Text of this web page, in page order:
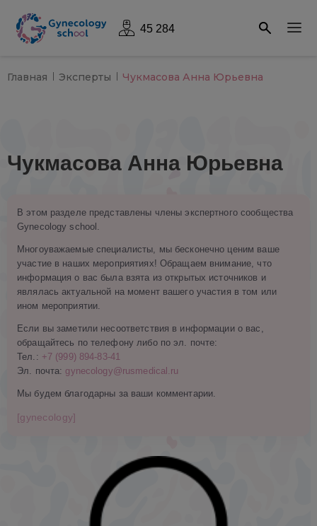
45 284
Главная Эксперты Чукмасова Анна Юрьевна
Чукмасова Анна Юрьевна
В этом разделе представлены члены экспертного сообщества
Gynecology school.
Многоуважаемые специалисты, мы бесконечно ценим ваше
участие в наших мероприятиях! Обращаем внимание, что
информация о вас была взята из открытых источников и
являлась актуальной на момент вашего участия в том или
ином мероприятии.
Если вы заметили несоответствия в информации о вас,
обращайтесь по телефону либо по эл. почте:
Тел.: +7 (999) 894-83-41
Эл. почта: gynecology@rusmedical.ru
Мы будем благодарны за ваши комментарии.
[gynecology]